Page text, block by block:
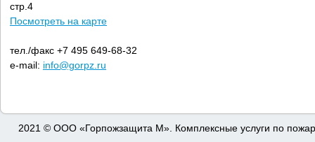
стр.4
Посмотреть на карте
тел./факс +7 495 649-68-32
e-mail: info@gorpz.ru
2021 © ООО «Горпожзащита М». Комплексные услуги по